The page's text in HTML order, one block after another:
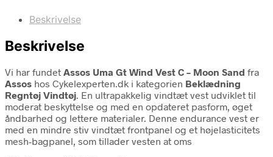
Beskrivelse
Beskrivelse
Vi har fundet Assos Uma Gt Wind Vest C – Moon Sand fra
Assos hos Cykelexperten.dk i kategorien Beklædning
Regntøj Vindtøj. En ultrapakkelig vindtæt vest udviklet til
moderat beskyttelse og med en opdateret pasform, øget
åndbarhed og lettere materialer. Denne endurance vest er
med en mindre stiv vindtæt frontpanel og et højelasticitets
mesh-bagpanel, som tillader vesten at oms